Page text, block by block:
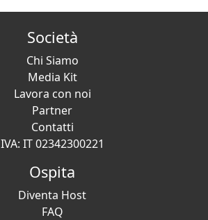
Società
Chi Siamo
Media Kit
Lavora con noi
Partner
Contatti
IVA: IT 02342300221
Ospita
Diventa Host
FAQ